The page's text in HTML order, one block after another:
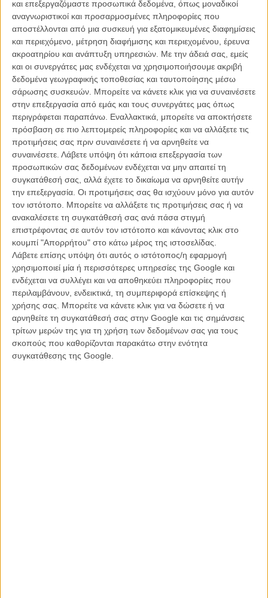
και επεξεργαζόμαστε προσωπικά δεδομένα, όπως μοναδικοί
αναγνωριστικοί και προσαρμοσμένες πληροφορίες που
αποστέλλονται από μια συσκευή για εξατομικευμένες διαφημίσεις
και περιεχόμενο, μέτρηση διαφήμισης και περιεχομένου, έρευνα
ακροατηρίου και ανάπτυξη υπηρεσιών. Με την άδειά σας, εμείς
και οι συνεργάτες μας ενδέχεται να χρησιμοποιήσουμε ακριβή
δεδομένα γεωγραφικής τοποθεσίας και ταυτοποίησης μέσω
σάρωσης συσκευών. Μπορείτε να κάνετε κλικ για να συναινέσετε
στην επεξεργασία από εμάς και τους συνεργάτες μας όπως
περιγράφεται παραπάνω. Εναλλακτικά, μπορείτε να αποκτήσετε
πρόσβαση σε πιο λεπτομερείς πληροφορίες και να αλλάξετε τις
προτιμήσεις σας πριν συναινέσετε ή να αρνηθείτε να
συναινέσετε. Λάβετε υπόψη ότι κάποια επεξεργασία των
προσωπικών σας δεδομένων ενδέχεται να μην απαιτεί τη
συγκατάθεσή σας, αλλά έχετε το δικαίωμα να αρνηθείτε αυτήν
την επεξεργασία. Οι προτιμήσεις σας θα ισχύουν μόνο για αυτόν
τον ιστότοπο. Μπορείτε να αλλάξετε τις προτιμήσεις σας ή να
ανακαλέσετε τη συγκατάθεσή σας ανά πάσα στιγμή
επιστρέφοντας σε αυτόν τον ιστότοπο και κάνοντας κλικ στο
κουμπί "Απορρήτου" στο κάτω μέρος της ιστοσελίδας.
Λάβετε επίσης υπόψη ότι αυτός ο ιστότοπος/η εφαρμογή
χρησιμοποιεί μία ή περισσότερες υπηρεσίες της Google και
ενδέχεται να συλλέγει και να αποθηκεύει πληροφορίες που
περιλαμβάνουν, ενδεικτικά, τη συμπεριφορά επίσκεψης ή
χρήσης σας. Μπορείτε να κάνετε κλικ για να δώσετε ή να
αρνηθείτε τη συγκατάθεσή σας στην Google και τις σημάνσεις
τρίτων μερών της για τη χρήση των δεδομένων σας για τους
σκοπούς που καθορίζονται παρακάτω στην ενότητα
συγκατάθεσης της Google.
αιμοσταγή δολοφόνο του franchise- να ελλοχεύει στο βυθό της,
περιμένοντας «το κάλεσμα» για να ξανασκορπίσει θάνατο .
Η Κρις θα αφήσει το ηλιόλουστο Χόλιγουντ και θα ανέβει στο
χιονισμένο Βορρά για να ψάξει την ντίβα. Θα αποδεχθεί την
πρότασή της να μείνει μαζί της και θα προσπαθήσει να την κάνει να
νιώσει ξανά τον πόθο της δημιουργίας μιας ταινίας. Μόνο που θα
νιώσει κι εκείνη έναν πρωτόγνωρο πόθο - αυτόν τον επικίνδυνο,
εκστατικό, απαγορευμένο που κουβαλά το θανατηφόρο καμάκι του
«Little Death».
Το 79ο Φεστιβάλ Καννών διεξάγεται φέτος από τις 12 μέχρι και
τις 23 Μαΐου. Το Flix θα βρίσκεται στις Κάννες για να σας
μεταφέρει όλα όσα συμβαίνουν μέσα και έξω από τις
αίθουσες. Μαθαίνετε όλα τα νέα στο ειδικό τμήμα του Flix που
ανανεώνεται συνεχώς.